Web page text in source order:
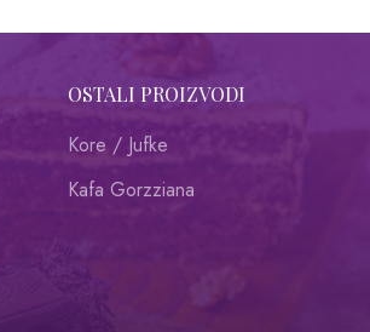
OSTALI PROIZVODI
Kore / Jufke
Kafa Gorzziana